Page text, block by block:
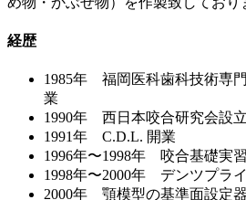
経歴
1985年 福岡医科歯科技術専
業
1990年 西日本咬合研究会設立
1991年 C.D.L. 開業
1996年〜1998年 咬合基礎実
1998年〜2000年 デンツプラ
2000年 顎模型の基準面設定